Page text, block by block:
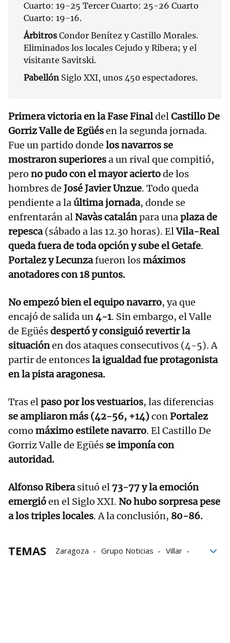
Cuarto: 19-25 Tercer Cuarto: 25-26 Cuarto
Cuarto: 19-16.
Árbitros Condor Benítez y Castillo Morales.
Eliminados los locales Cejudo y Ribera; y el
visitante Savitski.
Pabellón Siglo XXI, unos 450 espectadores.
Primera victoria en la Fase FinaldelCastillo De
Gorriz Valle de Egüésen la segunda jornada.
Fue un partido donde los navarros se
mostraron superioresa un rival que compitió,
pero no pudo con el mayor aciertode los
hombres de José Javier Unzue. Todo queda
pendiente a laúltima jornada, donde se
enfrentarán al Navàs catalánpara unaplaza de
repesca(sábado a las 12.30 horas). ElVila-Real
queda fuera de toda opción y sube el Getafe.
Portalez y Lecunzafueron losmáximos
anotadores con 18 puntos.
No empezó bien el equipo navarro, ya que
encajó de salida un4-1. Sin embargo, el Valle
de Egüésdespertó y consiguió revertir la
situaciónen dos ataques consecutivos (4-5). A
partir de entoncesla igualdad fue protagonista
en la pista aragonesa.
Tras elpaso por los vestuarios, las diferencias
se ampliaron más (42-56, +14)conPortalez
como máximo estilete navarro. El Castillo De
Gorriz Valle de Egüés se imponía con
autoridad.
Alfonso Riberasituó el 73-77 y la emoción
emergióen el Siglo XXI. No hubo sorpresa pese
a los triples locales. A la conclusión, 80-86.
TEMAS Zaragoza Grupo Noticias
Villar